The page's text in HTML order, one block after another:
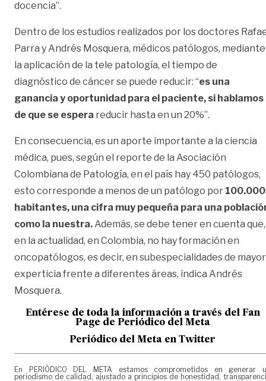
docencia”.
Dentro de los estudios realizados por los doctores
Parra y Andrés Mosquera, médicos patólogos, mediante
la aplicación de la tele patología, el tiempo de
diagnóstico de cáncer se puede reducir: “es una
ganancia y oportunidad para el paciente, si hablamos
de que se espera reducir hasta en un 20%”.
En consecuencia, es un aporte importante a la ciencia
médica, pues, según el reporte de la Asociación
Colombiana de Patología, en el país hay 450 patólogos,
esto corresponde a menos de un patólogo por 100.000
habitantes, una cifra muy pequeña para una
como la nuestra.Además, se debe tener en cuenta que,
en la actualidad, en Colombia, no hay formación en
oncopatólogos, es decir, en subespecialidades de mayor
experticia frente a diferentes áreas, indica Andrés
Mosquera.
Entérese de toda la información a través del Fan
Page de Periódico del Meta
Periódico del Meta en Twitter
En PERIÓDICO DEL META estamos comprometidos en generar
periodismo de calidad, ajustado a principios de honestidad,